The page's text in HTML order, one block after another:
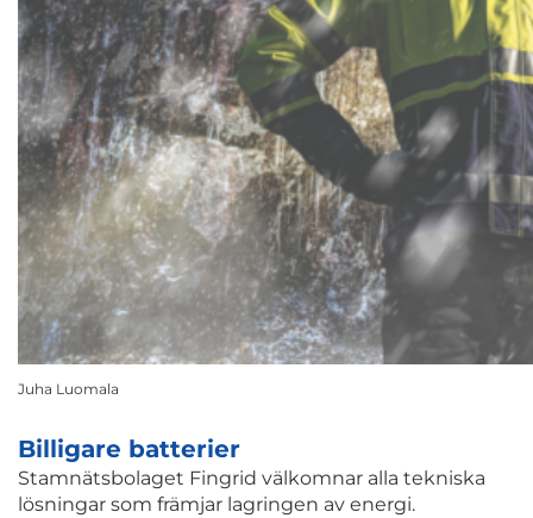
Juha Luomala
Billigare batterier
Stamnätsbolaget Fingrid välkomnar alla tekniska
lösningar som främjar lagringen av energi.